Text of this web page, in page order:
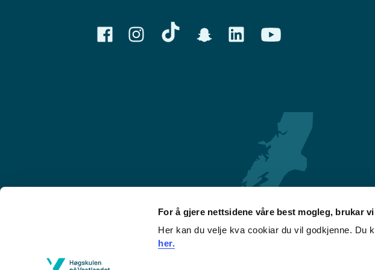
For å gjere nettsidene våre best mogleg, brukar
Her kan du velje kva cookiar du vil godkjenne. Du
her.